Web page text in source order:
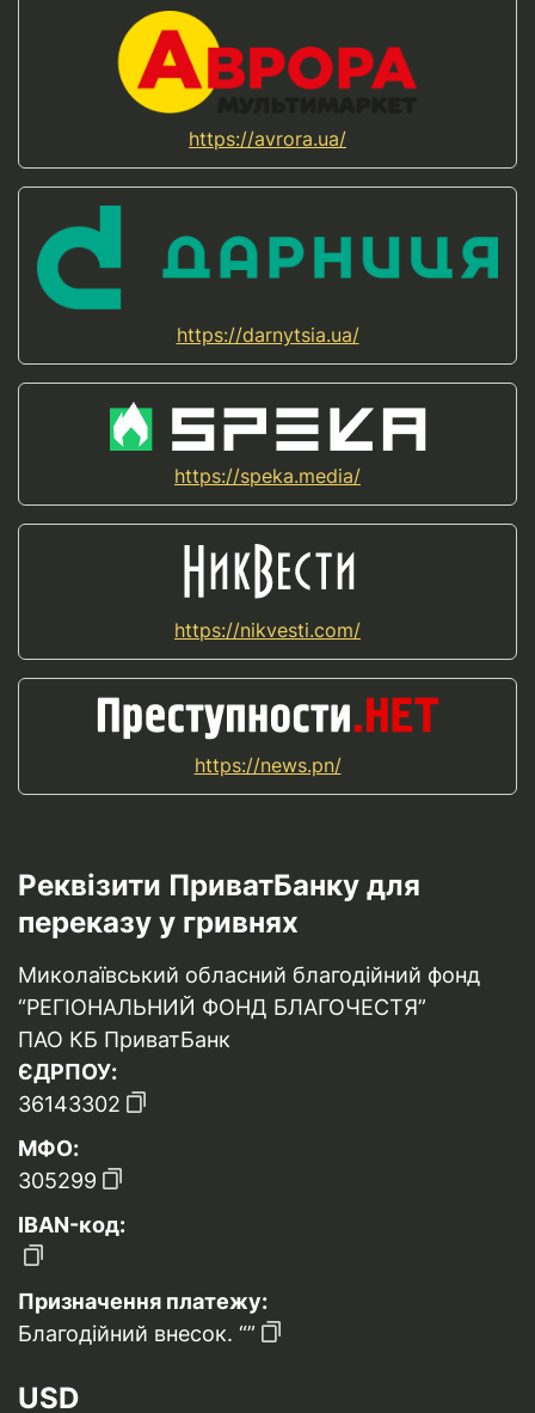
https://avrora.ua/
https://darnytsia.ua/
https://speka.media/
https://nikvesti.com/
https://news.pn/
Реквізити ПриватБанку для
переказу у гривнях
Миколаївський обласний благодійний фонд
“РЕГІОНАЛЬНИЙ ФОНД БЛАГОЧЕСТЯ”
ПАО КБ ПриватБанк
ЄДРПОУ:
36143302
МФО:
305299
IBAN-код:
Призначення платежу:
Благодійний внесок. “”
USD